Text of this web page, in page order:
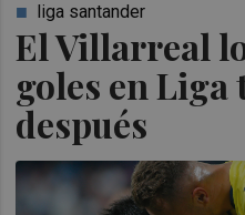
El Villarreal
goles en Liga
después
liga santander